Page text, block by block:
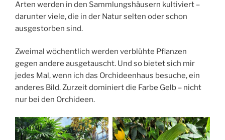
Arten werden in den Sammlungshäusern kultiviert –
darunter viele, die in der Natur selten oder schon
ausgestorben sind.
Zweimal wöchentlich werden verblühte Pflanzen
gegen andere ausgetauscht. Und so bietet sich mir
jedes Mal, wenn ich das Orchideenhaus besuche, ein
anderes Bild. Zurzeit dominiert die Farbe Gelb – nicht
nur bei den Orchideen.